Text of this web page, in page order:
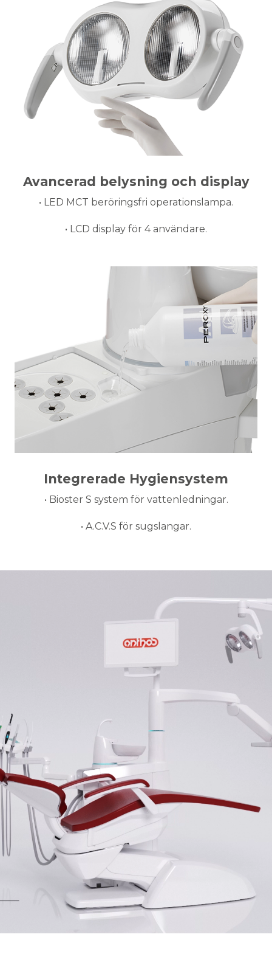
Avancerad belysning och display
• LED MCT beröringsfri operationslampa.
• LCD display för 4 användare.
Integrerade Hygiensystem
• Bioster S system för vattenledningar.
• A.C.V.S för sugslangar.